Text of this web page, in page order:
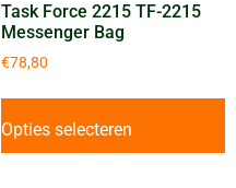
Task Force 2215 TF-2215
Messenger Bag
€78,80
Opties selecteren